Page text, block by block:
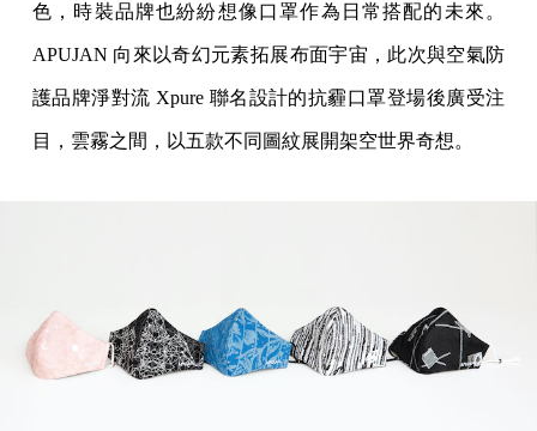
色，時裝品牌也紛紛想像口罩作為日常搭配的未來。
APUJAN 向來以奇幻元素拓展布面宇宙，此次與空氣防
護品牌淨對流 Xpure 聯名設計的抗霾口罩登場後廣受注
目，雲霧之間，以五款不同圖紋展開架空世界奇想。